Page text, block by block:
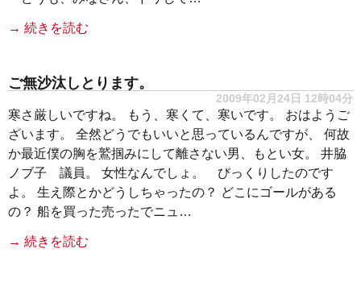
→ 続きを読む
ご無沙汰しとります。
2009年02月24日 12時04分
寒さ厳しいですね。 もう、寒くて、寒いです。 おはようご
ざいます。 全然どうでもいいと思っているんですが、 何故
か最近僕の胸を鷲掴みにして離さない男、もとい女。 井脇
ノブ子 議員。 女性なんでしょ。 びっくりしたのです
よ。 生え際とかどうしちゃったの？ どこにゴールがある
の？ 船を買った売ったでニュ…
→ 続きを読む